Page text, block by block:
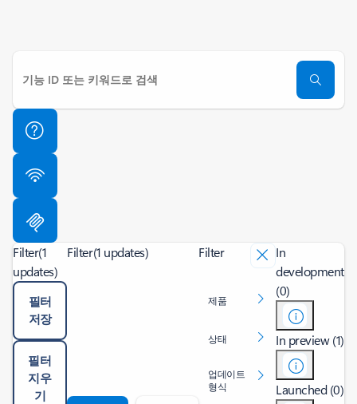
Filter(1
updates)
필터
저장
필터
지우
기
Filter(1 updates) Filter
제품
상태
업데이트
형식
In
development
(0)
In preview (1)
Launched (0)